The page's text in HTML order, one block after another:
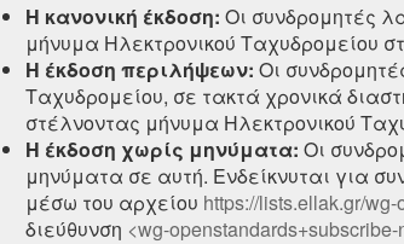
Η κανονική έκδοση: Οι συνδρομητές
μήνυμα Ηλεκτρονικού Ταχυδρομείου
Η έκδοση περιλήψεων: Οι
Ταχυδρομείου, σε τακτά χρονικά
στέλνοντας μήνυμα Ηλεκτρονικού
Η έκδοση χωρίς μηνύματα: Οι
μηνύματα σε αυτή. Ενδείκνυται για
μέσω του αρχείου https://lists.ellak.gr/
διεύθυνση <wg-